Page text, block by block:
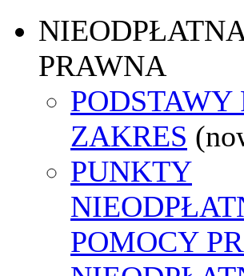
PRAWNA
PODSTAWY
ZAKRES
PUNKTY
POMOCY